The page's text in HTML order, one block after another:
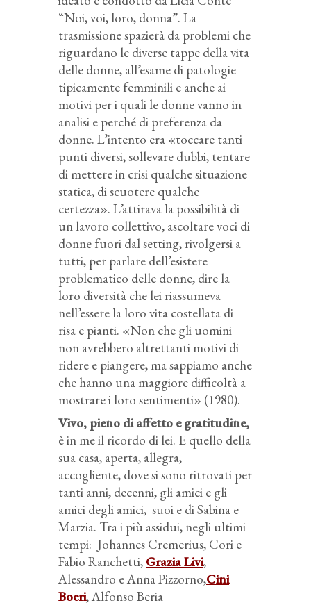
“Noi, voi, loro, donna”. La
trasmissione spazierà da problemi che
riguardano le diverse tappe della vita
delle donne, all’esame di patologie
tipicamente femminili e anche ai
motivi per i quali le donne vanno in
analisi e perché di preferenza da
donne. L’intento era «toccare tanti
punti diversi, sollevare dubbi, tentare
di mettere in crisi qualche situazione
statica, di scuotere qualche
certezza». L’attirava la possibilità di
un lavoro collettivo, ascoltare voci di
donne fuori dal setting, rivolgersi a
tutti, per parlare dell’esistere
problematico delle donne, dire la
loro diversità che lei riassumeva
nell’essere la loro vita costellata di
risa e pianti. «Non che gli uomini
non avrebbero altrettanti motivi di
ridere e piangere, ma sappiamo anche
che hanno una maggiore difficoltà a
mostrare i loro sentimenti» (1980).
Vivo, pieno di affetto e gratitudine,
è in me il ricordo di lei. E quello della
sua casa, aperta, allegra,
accogliente, dove si sono ritrovati per
tanti anni, decenni, gli amici e gli
amici degli amici, suoi e di Sabina e
Marzia. Tra i più assidui, negli ultimi
tempi: Johannes Cremerius, Cori e
Fabio Ranchetti, Grazia Livi,
Alessandro e Anna Pizzorno,Cini
Boeri, Alfonso Beria